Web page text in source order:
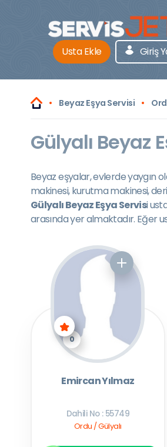
Usta Ekle Giriş
Beyaz Eşya Servisi
Gülyalı Beyaz
Beyaz eşyalar, evlerde yaygın
makinesi, kurutma makinesi,
Gülyalı Beyaz Eşya Servisi
arasında yer almaktadır. Eğer
0
Emircan Yılmaz
Dahili No : 55749
Ordu / Gülyalı